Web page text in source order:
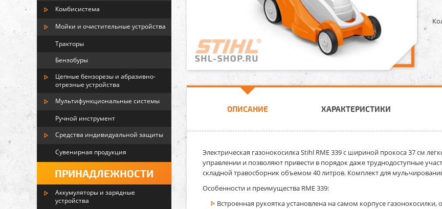
Комбисистема
Мойки и очистительные устройства
Тракторы
Бензобуры
Цепные бензорезы и абразивно-
отрезные устройства
Мультифункциональные системы
Ручной инструмент
Средства индивидуальной защиты
Сувенирная продукция
ПРИНАДЛЕЖНОСТИ
Аккумуляторы и зарядные
устройства
ОПИСАНИЕ ХАРАКТЕРИСТИКИ
Электрическая газонокосилка Stihl RME 339с шириной прокоса 37 см
управлении и позволяют привести в порядок даже труднодоступные
складной травосборник объемом 40 литров. Комплект для
Особенности и преимущества RME 339:
Встроенная рукоятка установлена на самом корпусе газонокосилки,